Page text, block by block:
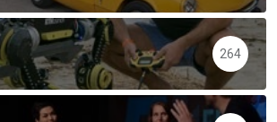
264